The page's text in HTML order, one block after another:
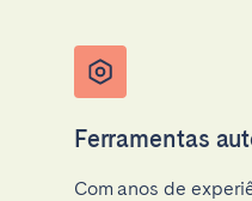
Ferramentas
Com anos de